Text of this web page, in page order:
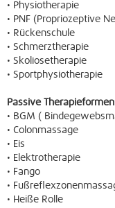
• Physiotherapie
• PNF (Propriozeptive
• Rückenschule
• Schmerztherapie
• Skoliosetherapie
• Sportphysiotherapie
Passive
• BGM (
• Colonmassage
• Eis
• Elektrotherapie
• Fango
•
• Heiße Rolle